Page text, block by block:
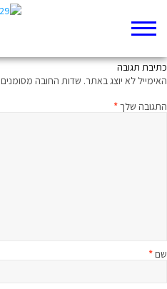
כתיבת תגובה
האימייל לא יוצג באתר. שדות החובה מסומנים
התגובה שלך*
שם*